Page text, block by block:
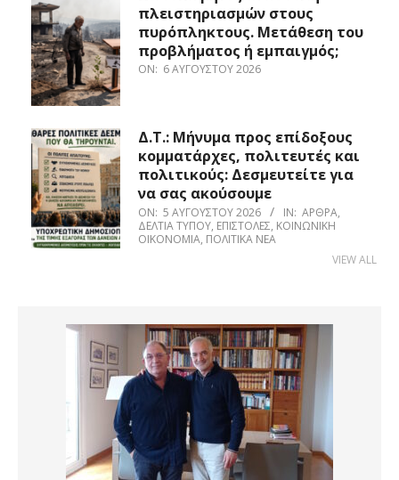
πλειστηριασμών στους
πυρόπληκτους. Μετάθεση του
προβλήματος ή εμπαιγμός;
ON: 6 ΑΥΓΟΎΣΤΟΥ 2026
Δ.Τ.: Μήνυμα προς επίδοξους
κομματάρχες, πολιτευτές και
πολιτικούς: Δεσμευτείτε για
να σας ακούσουμε
ON: 5 ΑΥΓΟΎΣΤΟΥ 2026 IN: ΆΡΘΡΑ,
ΔΕΛΤΊΑ ΤΎΠΟΥ, ΕΠΙΣΤΟΛΈΣ, ΚΟΙΝΩΝΙΚΉ
ΟΙΚΟΝΟΜΊΑ, ΠΟΛΙΤΙΚΆ ΝΈΑ
VIEW ALL